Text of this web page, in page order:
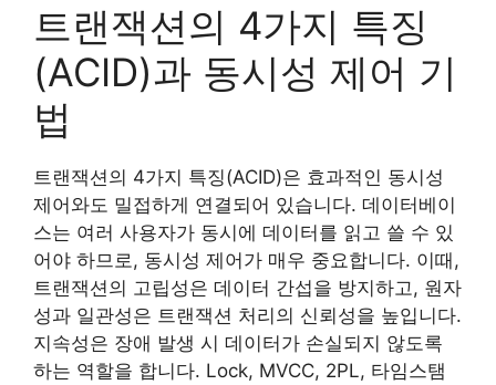
트랜잭션의 4가지 특징
(ACID)과 동시성 제어 기
법
트랜잭션의 4가지 특징(ACID)은 효과적인 동시성
제어와도 밀접하게 연결되어 있습니다. 데이터베이
스는 여러 사용자가 동시에 데이터를 읽고 쓸 수 있
어야 하므로, 동시성 제어가 매우 중요합니다. 이때,
트랜잭션의 고립성은 데이터 간섭을 방지하고, 원자
성과 일관성은 트랜잭션 처리의 신뢰성을 높입니다.
지속성은 장애 발생 시 데이터가 손실되지 않도록
하는 역할을 합니다. Lock, MVCC, 2PL, 타임스탬